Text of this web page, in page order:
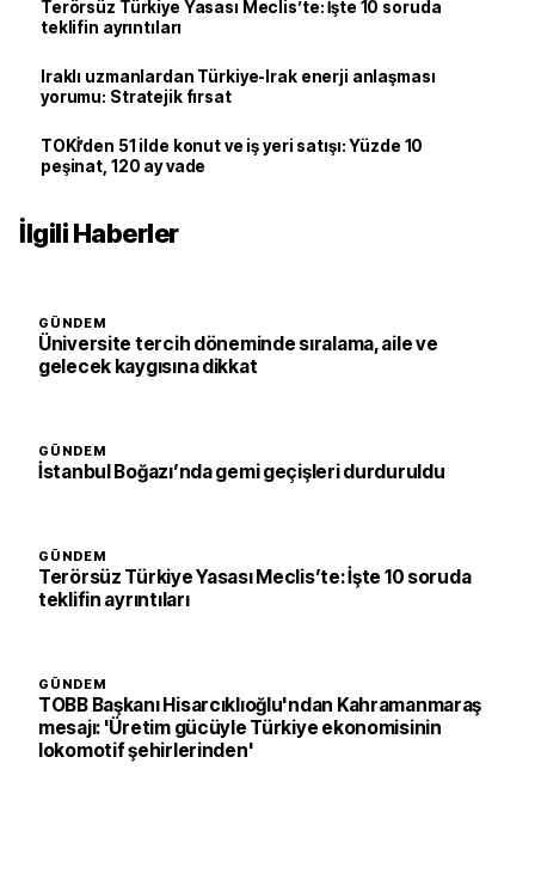
Terörsüz Türkiye Yasası Meclis’te: İşte 10 soruda
teklifin ayrıntıları
Iraklı uzmanlardan Türkiye-Irak enerji anlaşması
yorumu: Stratejik fırsat
TOKİ’den 51 ilde konut ve iş yeri satışı: Yüzde 10
peşinat, 120 ay vade
İlgili Haberler
GÜNDEM
Üniversite tercih döneminde sıralama, aile ve
gelecek kaygısına dikkat
GÜNDEM
İstanbul Boğazı’nda gemi geçişleri durduruldu
GÜNDEM
Terörsüz Türkiye Yasası Meclis’te: İşte 10 soruda
teklifin ayrıntıları
GÜNDEM
TOBB Başkanı Hisarcıklıoğlu'ndan Kahramanmaraş
mesajı: 'Üretim gücüyle Türkiye ekonomisinin
lokomotif şehirlerinden'